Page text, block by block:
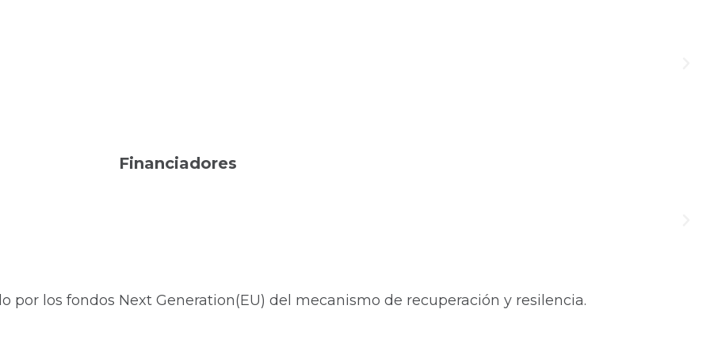
Financiadores
por los fondos Next Generation(EU) del mecanismo de recuperación y resilencia.